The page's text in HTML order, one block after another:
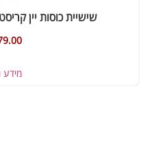
שישיית כוסות יין
מידע